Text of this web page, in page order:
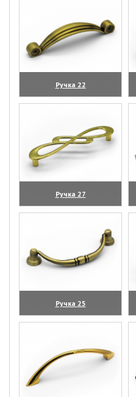
Ручка 22
(увеличить)
Ручка 27
(увеличить)
Ручка 25
(увеличить)